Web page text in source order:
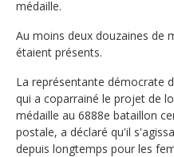
médaille.
Au moins deux douzaines de
étaient présents.
La représentante démocrate
qui a coparrainé le projet de
médaille au 6888e bataillon
postale, a déclaré qu'il
depuis longtemps pour les